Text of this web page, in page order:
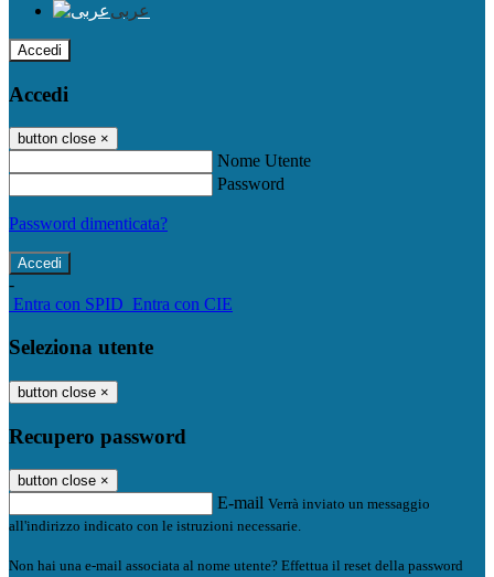
عربى
Accedi
Accedi
button close ×
Nome Utente
Password
Password dimenticata?
-
Entra con SPID Entra con CIE
Seleziona utente
button close ×
Recupero password
button close ×
E-mail Verrà inviato un messaggio
all'indirizzo indicato con le istruzioni necessarie.
Non hai una e-mail associata al nome utente? Effettua il reset della password